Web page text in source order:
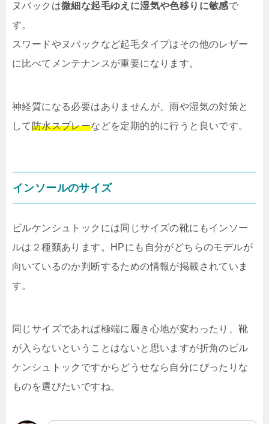
ヌバックは微細な起毛ゆえに湿気や色移りに敏感で
す。
スワードやヌバックなど起毛タイプはその他のレザー
に比べてメンテナンスが重要になります。
神経質になる必要はありませんが、雨や湿気の対策と
して防水スプレーなどを定期的的に行うと良いです。
インソールのサイズ
ビルケンシュトックには同じサイズの靴にもインソー
ルは２種類あります。HPにも自分がどちらのモデルが
向いているのか判断するための情報が掲載されていま
す。
同じサイズであれば極端に履き心地が変わったり、靴
が入らないということはないと思いますが折角のビル
ケンシュトックですからどうせなら自分にぴったりな
ものを選びたいですね。